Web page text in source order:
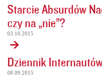
Starcie Absurdów
czy na „nie”?
03.10.2015
Dziennik
08.09.2015